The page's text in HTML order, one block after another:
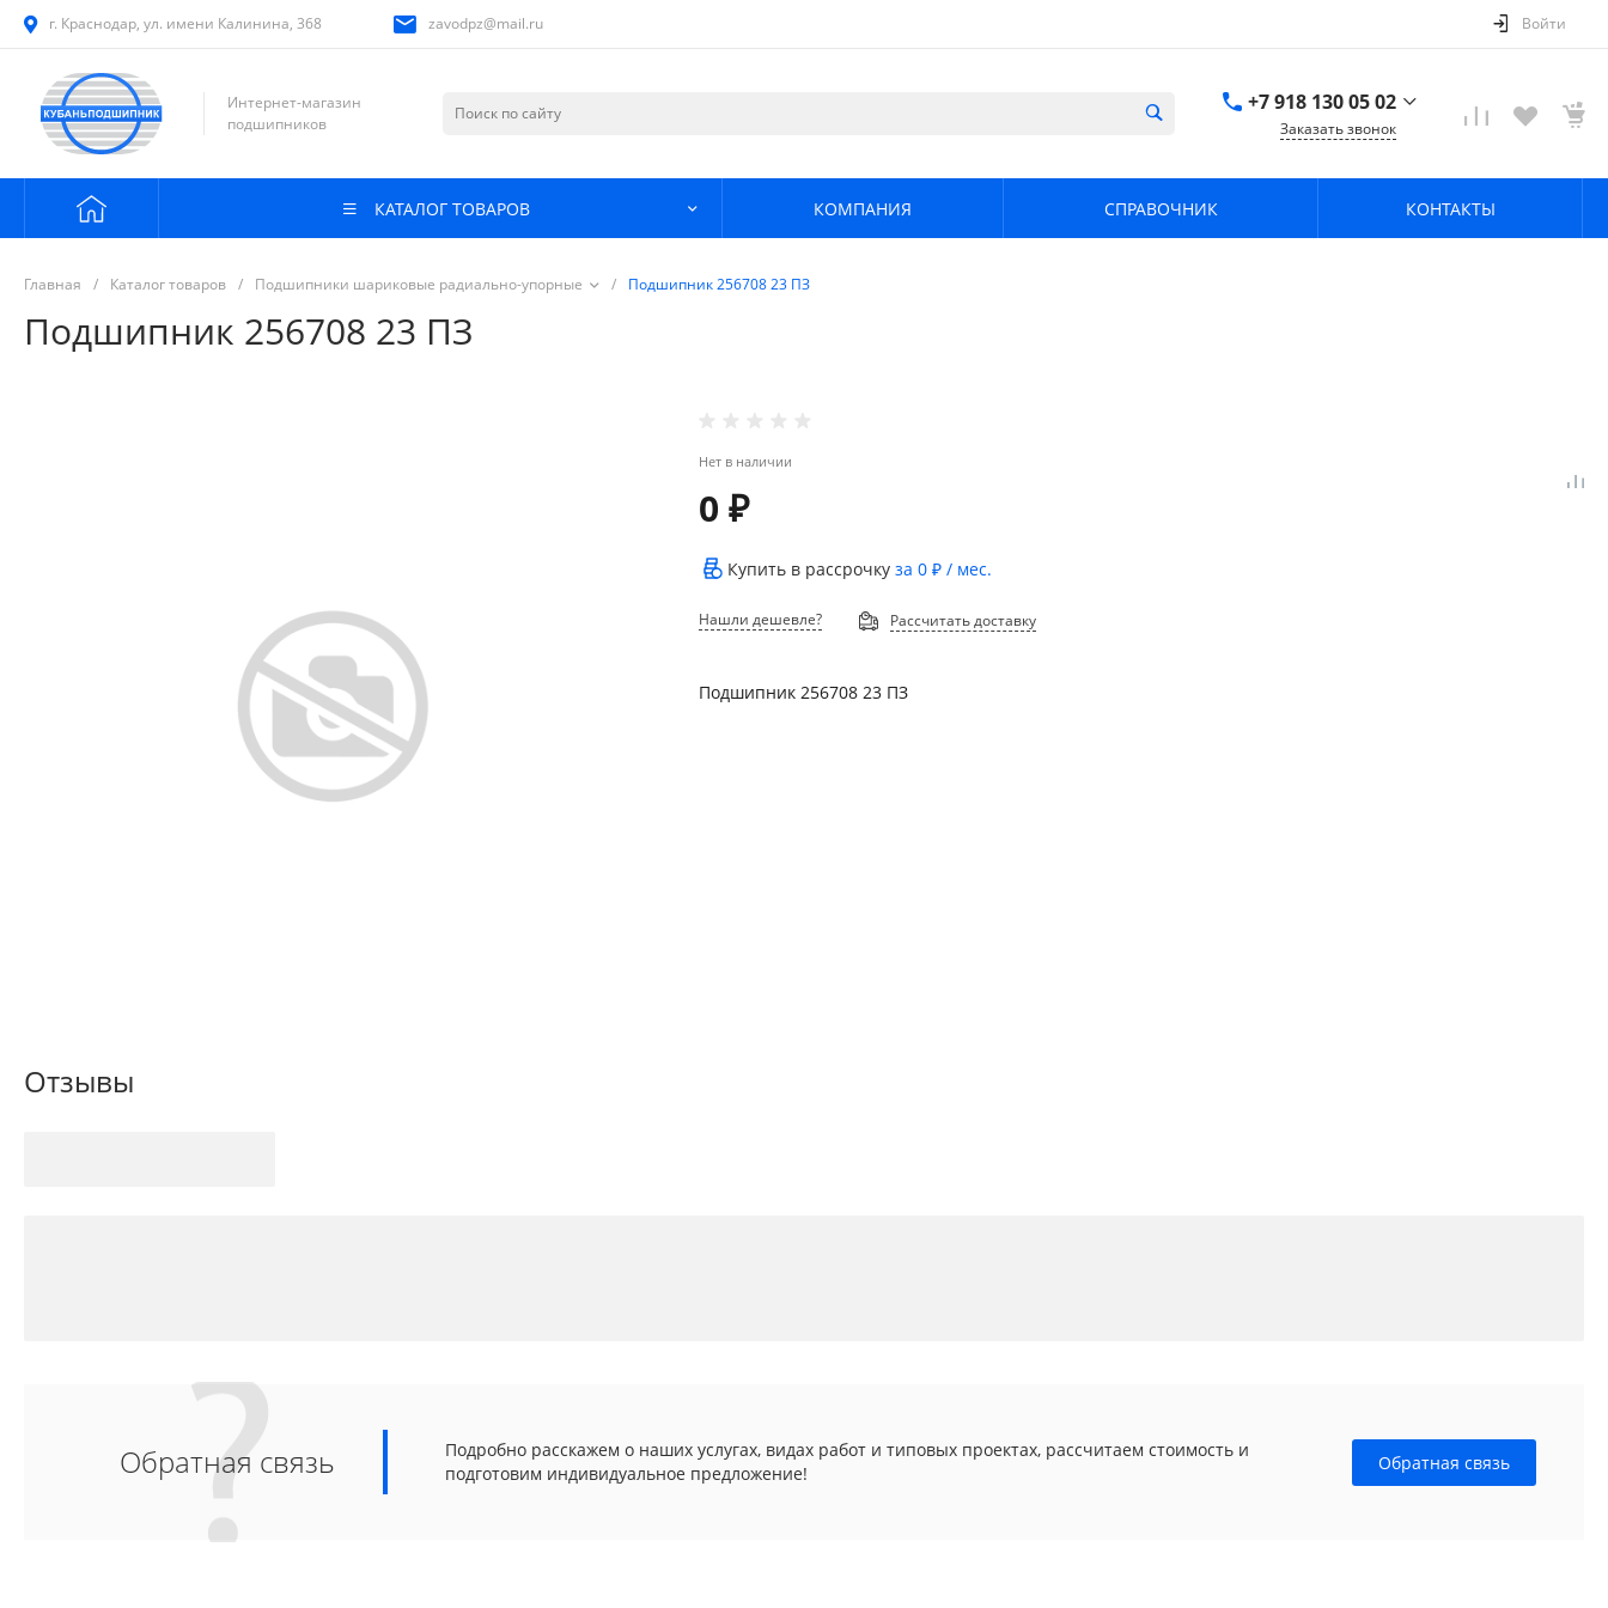
г. Краснодар, ул. имени Калинина, 368 zavodpz@mail.ru Войти
Интернет-магазин
подшипников
+7 918 130 05 02
Заказать звонок
КАТАЛОГ ТОВАРОВ КОМПАНИЯ СПРАВОЧНИК КОНТАКТЫ
Главная / Каталог товаров / Подшипники шариковые радиально-упорные / Подшипник 256708 23 ПЗ
Подшипник 256708 23 ПЗ
Нет в наличии
0 ₽
Купить в рассрочкуза0 ₽ / мес.
Нашли дешевле? Рассчитать доставку
Подшипник 256708 23 ПЗ
Отзывы
Обратная связь
Подробно расскажем о наших услугах, видах работ и типовых проектах, рассчитаем стоимость и
подготовим индивидуальное предложение!
Обратная связь